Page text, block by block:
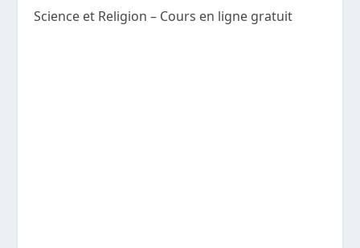
Science et Religion – Cours en ligne gratuit